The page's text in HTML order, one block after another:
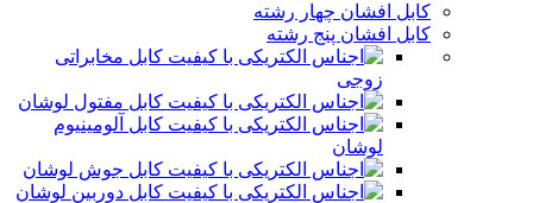
کابل افشان چهار رشته
کابل افشان پنج رشته
کابل مخابراتی
زوجی
کابل مفتول لوشان
کابل آلومینیوم
لوشان
کابل جوش لوشان
کابل دوربین لوشان